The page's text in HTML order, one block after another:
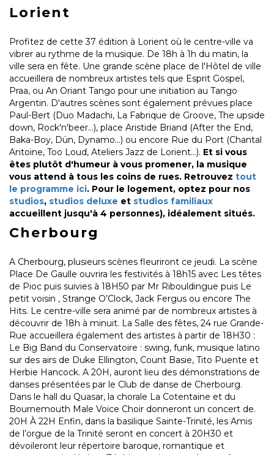
Lorient
Profitez de cette 37 édition à Lorient où le centre-ville va
vibrer au rythme de la musique. De 18h à 1h du matin, la
ville sera en fête. Une grande scène place de l'Hôtel de ville
accueillera de nombreux artistes tels que Esprit Gospel,
Praa, ou An Oriant Tango pour une initiation au Tango
Argentin. D'autres scènes sont également prévues place
Paul-Bert (Duo Madachi, La Fabrique de Groove, The upside
down, Rock'n'beer...), place Aristide Briand (After the End,
Baka-Boy, Dün, Dynamo...) ou encore Rue du Port (Chantal
Antoine, Too Loud, Ateliers Jazz de Lorient...). Et si vous
êtes plutôt d'humeur à vous promener, la musique
vous attend à tous les coins de rues. Retrouvez tout
le programme ici. Pour le logement, optez pour nos
studios, studios deluxe et studios familiaux
accueillent jusqu'à 4 personnes), idéalement situés.
Cherbourg
A Cherbourg, plusieurs scènes fleuriront ce jeudi. La scène
Place De Gaulle ouvrira les festivités à 18h15 avec Les têtes
de Pioc puis suivies à 18H50 par Mr Ribouldingue puis Le
petit voisin , Strange O’Clock, Jack Fergus ou encore The
Hits. Le centre-ville sera animé par de nombreux artistes à
découvrir de 18h à minuit. La Salle des fêtes, 24 rue Grande-
Rue accueillera également des artistes à partir de 18H30 :
Le Big Band du Conservatoire : swing, funk, musique latino
sur des airs de Duke Ellington, Count Basie, Tito Puente et
Herbie Hancock. A 20H, auront lieu des démonstrations de
danses présentées par le Club de danse de Cherbourg.
Dans le hall du Quasar, la chorale La Cotentaine et du
Bournemouth Male Voice Choir donneront un concert de.
20H À 22H Enfin, dans la basilique Sainte-Trinité, les Amis
de l’orgue de la Trinité seront en concert à 20H30 et
dévoileront leur répertoire baroque, romantique et